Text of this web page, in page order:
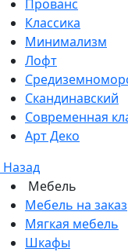
Прованс
Классика
Минимализм
Лофт
Скандинавский
Современная
Арт Деко
Назад
Мебель
Мебель на заказ
Мягкая мебель
Шкафы